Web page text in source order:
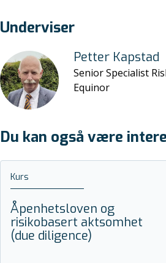
Underviser
Petter Kapstad
Senior Specialist
Equinor
Du kan også være
Kurs
Åpenhetsloven og
risikobasert aktsomhet
(due diligence)